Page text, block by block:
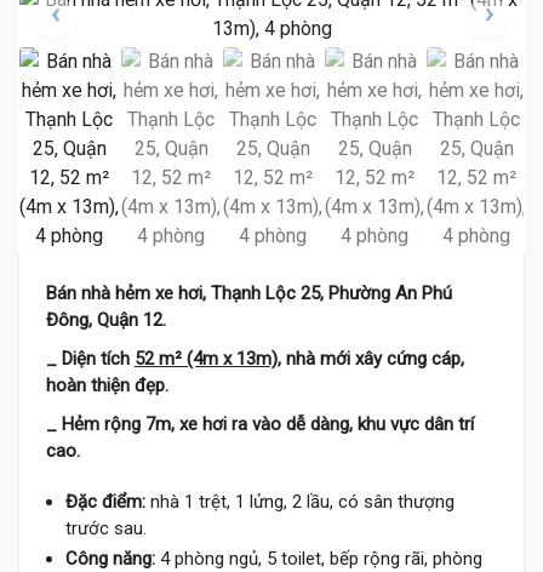
Bán nhà hẻm xe hơi, Thạnh Lộc 25, Phường An Phú
Đông, Quận 12.
_ Diện tích 52 m² (4m x 13m), nhà mới xây cứng cáp,
hoàn thiện đẹp.
_ Hẻm rộng 7m, xe hơi ra vào dễ dàng, khu vực dân trí
cao.
Đặc điểm: nhà 1 trệt, 1 lửng, 2 lầu, có sân thượng
trước sau.
Công năng: 4 phòng ngủ, 5 toilet, bếp rộng rãi, phòng